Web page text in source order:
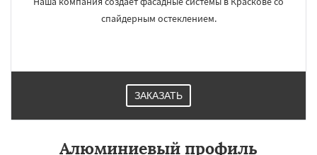
спайдерным остеклением.
ЗАКАЗАТЬ
Алюминиевый профиль